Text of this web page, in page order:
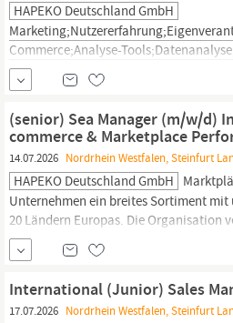
HAPEKO Deutschland GmbH
Commerce;Analyse-
Web;Customer Journey;Content-
Medien, Marketing| Online-Marketing,
(senior) Sea Manager (m/w/d)
commerce & Marketplace
14.07.2026 Nordrhein Westfalen, Steinfurt
HAPEKO Deutschland GmbH
Unternehmen ein breites Sortiment mit
20 Ländern Europas. Die Organisation
Entscheidungsstärke mit hoher
Bereichen E-Commerce,
Content, Logistik und
weiteren Expansion suchen wir einen
International (Junior) Sales
17.07.2026 Nordrhein Westfalen, Steinfurt